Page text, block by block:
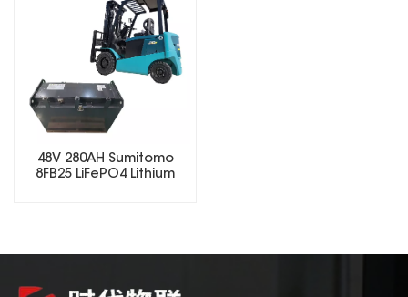
48V 280AH Sumitomo
8FB25 LiFePO4 Lithium